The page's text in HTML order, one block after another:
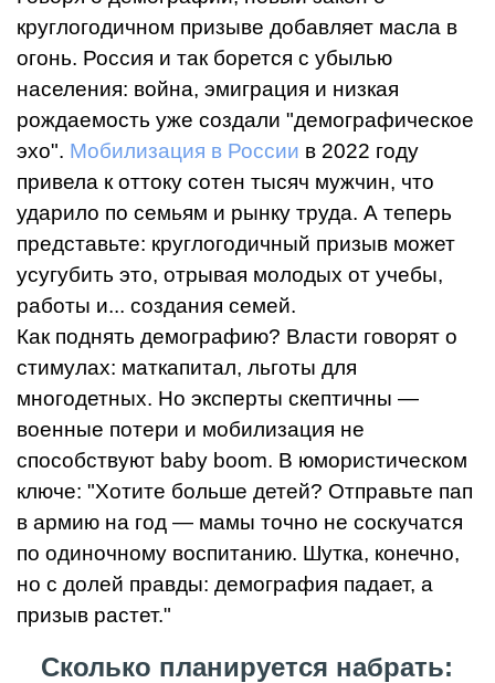
круглогодичном призыве добавляет масла в
огонь. Россия и так борется с убылью
населения: война, эмиграция и низкая
рождаемость уже создали "демографическое
эхо". Мобилизация в России в 2022 году
привела к оттоку сотен тысяч мужчин, что
ударило по семьям и рынку труда. А теперь
представьте: круглогодичный призыв может
усугубить это, отрывая молодых от учебы,
работы и... создания семей.
Как поднять демографию? Власти говорят о
стимулах: маткапитал, льготы для
многодетных. Но эксперты скептичны —
военные потери и мобилизация не
способствуют baby boom. В юмористическом
ключе: "Хотите больше детей? Отправьте пап
в армию на год — мамы точно не соскучатся
по одиночному воспитанию. Шутка, конечно,
но с долей правды: демография падает, а
призыв растет."
Сколько планируется набрать: